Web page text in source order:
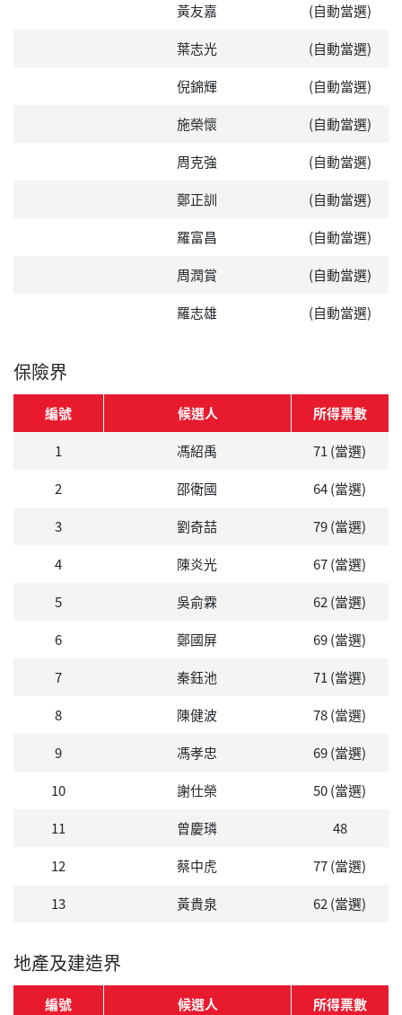
黃友嘉
(自動當選)
葉志光
(自動當選)
倪錦輝
(自動當選)
施榮懷
(自動當選)
周克強
(自動當選)
鄭正訓
(自動當選)
羅富昌
(自動當選)
周潤賞
(自動當選)
羅志雄
(自動當選)
保險界
編號 候選人
所得票數
1
馮紹禹
71 (當選)
2
邵衛國
64 (當選)
3
劉奇喆
79 (當選)
4
陳炎光
67 (當選)
5
吳俞霖
62 (當選)
6
鄭國屏
69 (當選)
7
秦鈺池
71 (當選)
8
陳健波
78 (當選)
9
馮孝忠
69 (當選)
10
謝仕榮
50 (當選)
11
曾慶璘
48
12
蔡中虎
77 (當選)
13
黃貴泉 62 (當選)
地產及建造界
編號 候選人
所得票數